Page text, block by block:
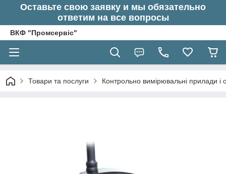
Оставьте свою заявку и мы обязательно
ответим на все вопросы
ВКФ "Промсервіс"
Товари та послуги Контрольно вимірювальні прилади і